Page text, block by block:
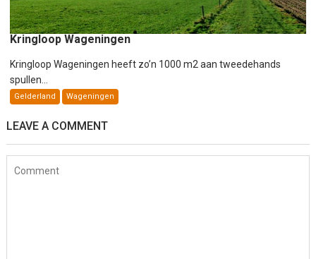
Kringloop Wageningen
Kringloop Wageningen heeft zo’n 1000 m2 aan tweedehands
spullen...
Gelderland Wageningen
LEAVE A COMMENT